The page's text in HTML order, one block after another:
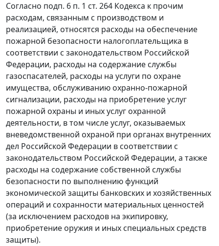
Согласно подп. 6 п. 1 ст. 264 Кодекса к прочим
расходам, связанным с производством и
реализацией, относятся расходы на обеспечение
пожарной безопасности налогоплательщика в
соответствии с законодательством Российской
Федерации, расходы на содержание службы
газоспасателей, расходы на услуги по охране
имущества, обслуживанию охранно-пожарной
сигнализации, расходы на приобретение услуг
пожарной охраны и иных услуг охранной
деятельности, в том числе услуг, оказываемых
вневедомственной охраной при органах внутренних
дел Российской Федерации в соответствии с
законодательством Российской Федерации, а также
расходы на содержание собственной службы
безопасности по выполнению функций
экономической защиты банковских и хозяйственных
операций и сохранности материальных ценностей
(за исключением расходов на экипировку,
приобретение оружия и иных специальных средств
защиты).